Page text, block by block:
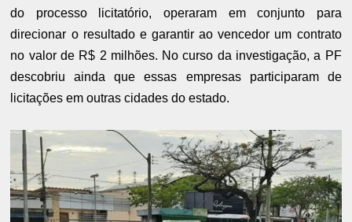
do processo licitatório, operaram em conjunto para
direcionar o resultado e garantir ao vencedor um contrato
no valor de R$ 2 milhões. No curso da investigação, a PF
descobriu ainda que essas empresas participaram de
licitações em outras cidades do estado.